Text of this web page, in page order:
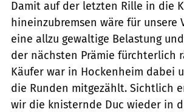
Damit auf der letzten Rille in die
hineinzubremsen wäre für unsere
eine allzu gewaltige Belastung
der nächsten Prämie fürchterlich
Käufer war in Hockenheim dabei
die Runden mitgezählt. Sichtlich
wir die knisternde Duc wieder in